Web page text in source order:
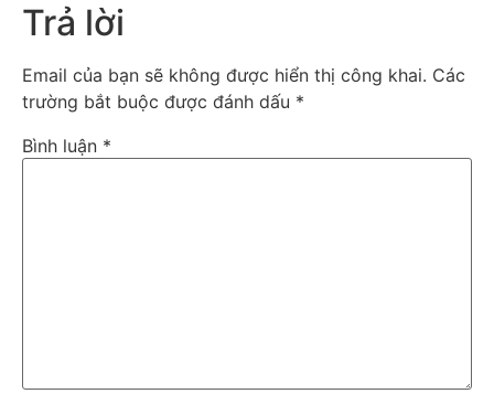
Trả lời
Email của bạn sẽ không được hiển thị công khai. Các
trường bắt buộc được đánh dấu *
Bình luận *